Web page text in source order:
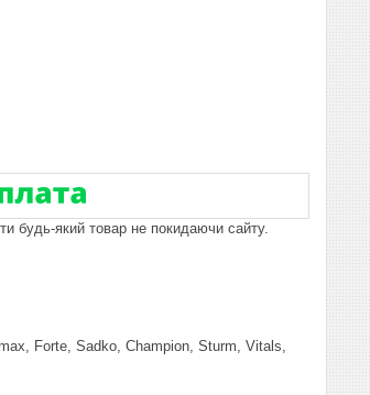
будь-який товар не покидаючи сайту.
Forte, Sadko, Champion, Sturm, Vitals,